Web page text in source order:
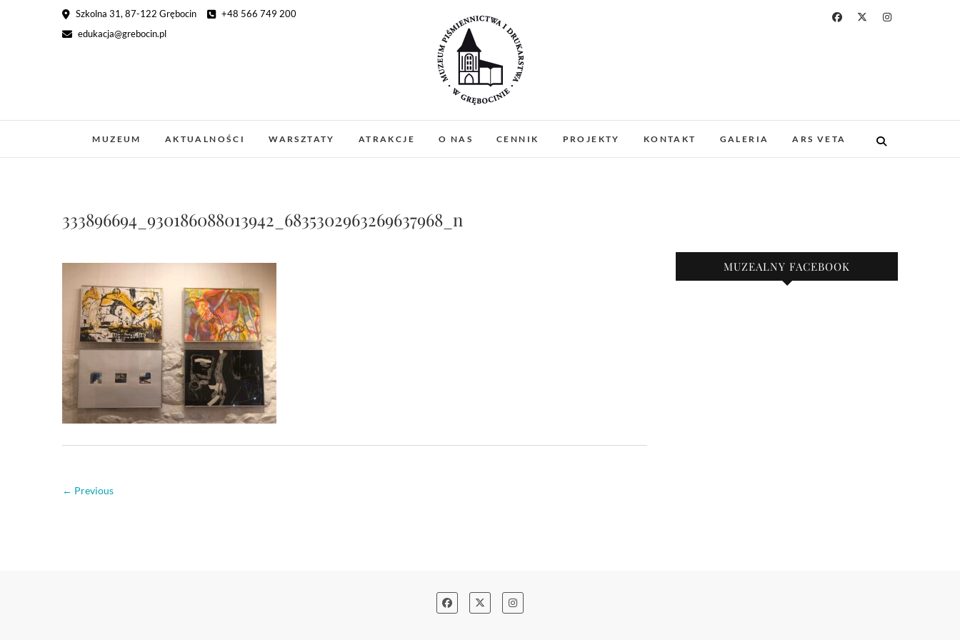
Szkolna 31, 87-122 Grębocin
+48 566 749 200
edukacja@grebocin.pl
Muzeum Piśmiennictwa i Drukarstwa w
Grębocinie
WARSZTATY I POKAZY.
MUZEUM AKTUALNOŚCI WARSZTATY ATRAKCJE O NAS CENNIK PROJEKTY KONTAKT GALERIA ARS VETA
333896694_930186088013942_6835302963269637968_n
← Previous
MUZEALNY FACEBOOK